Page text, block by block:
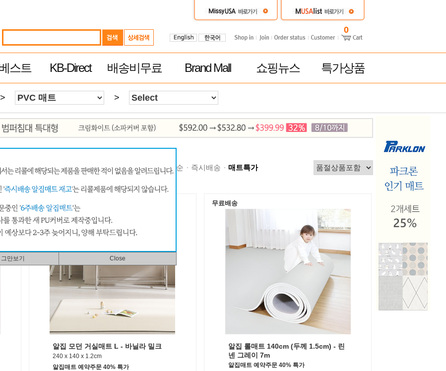
0
스트 KB-Direct 배송비무료 Brand Mall 쇼핑뉴스 특가상품
> >
만보기 Close
높은가격순 제품평 많은순 빠른 배송순 추천순 즉시배송 매트특가
무료배송
알집 모던 거실매트 L - 바닐라 밀크
240 x 140 x 1.2cm
알집매트 예약주문 40% 특가
무료배송
알집 롤매트 140cm (두께 1.5cm) - 린
넨 그레이 7m
알집매트 예약주문 40% 특가